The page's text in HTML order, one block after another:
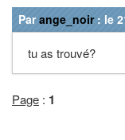
Parange_noir: le
tu as trouvé?
Page : 1